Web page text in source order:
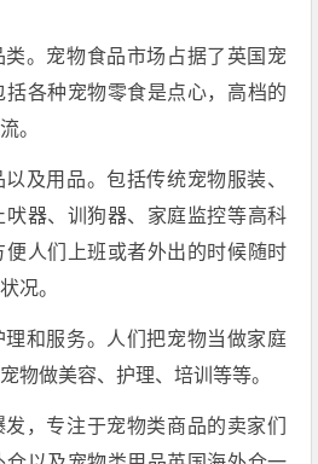
。宠物食品市场占据了英国宠
各种宠物零食是点心，高档的
。
及用品。包括传统宠物服装、
器、训狗器、家庭监控等高科
人们上班或者外出的时候随时
况。
和服务。人们把宠物当做家庭
物做美容、护理、培训等等。
，专注于宠物类商品的卖家们